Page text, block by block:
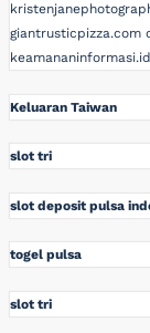
giantrusticpizza.com
keamananinformasi.id
Keluaran Taiwan
slot tri
slot deposit pulsa
togel pulsa
slot tri